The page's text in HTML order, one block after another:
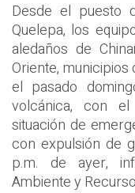
Desde el puesto
Quelepa, los
aledaños de
Oriente,
el pasado
volcánica, con
situación de
con expulsión de
p.m. de ayer,
Ambiente y